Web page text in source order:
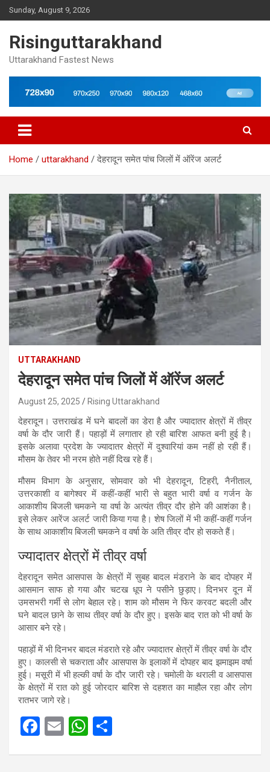
Skip
to
Sunday, August 9, 2026
Risinguttarakhand
Uttarakhand Fastest News
Home uttarakhand देहरादून समेत पांच जिलों में ऑरेंज अलर्ट
UTTARAKHAND
देहरादून समेत पांच जिलों में ऑरेंज अलर्ट
August 25, 2025 Rising Uttarakhand
देहरादून। उत्तराखंड में घने बादलों का डेरा है और ज्यादातर क्षेत्रों में तीव्र
वर्षा के दौर जारी हैं। पहाड़ों में लगातार हो रही बारिश आफत बनी हुई है।
इसके अलावा प्रदेश के ज्यादातर क्षेत्रों में दुश्वारियां कम नहीं हो रही हैं।
मौसम के तेवर भी नरम होते नहीं दिख रहे हैं।
मौसम विभाग के अनुसार, सोमवार को भी देहरादून, टिहरी, नैनीताल,
उत्तरकाशी व बागेश्वर में कहीं-कहीं भारी से बहुत भारी वर्षा व गर्जन के
आकाशीय बिजली चमकने या वर्षा के अत्यंत तीव्र दौर होने की आशंका है।
इसे लेकर आरेंज अलर्ट जारी किया गया है। शेष जिलों में भी कहीं-कहीं गर्जन
के साथ आकाशीय बिजली चमकने व वर्षा के अति तीव्र दौर हो सकते हैं।
ज्यादातर क्षेत्रों में तीव्र वर्षा
देहरादून समेत आसपास के क्षेत्रों में सुबह बादल मंडराने के बाद दोपहर में
आसमान साफ हो गया और चटख धूप ने पसीने छुड़ाए। दिनभर दून में
उमसभरी गर्मी से लोग बेहाल रहे। शाम को मौसम ने फिर करवट बदली और
घने बादल छाने के साथ तीव्र वर्षा के दौर हुए। इसके बाद रात को भी वर्षा के
आसार बने रहे।
पहाड़ों में भी दिनभर बादल मंडराते रहे और ज्यादातर क्षेत्रों में तीव्र वर्षा के दौर
हुए। कालसी से चकराता और आसपास के इलाकों में दोपहर बाद झमाझम वर्षा
हुई। मसूरी में भी हल्की वर्षा के दौर जारी रहे। चमोली के थराली व आसपास
के क्षेत्रों में रात को हुई जोरदार बारिश से दहशत का माहौल रहा और लोग
रातभर जागे रहे।
F
E
W